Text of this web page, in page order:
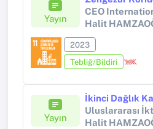
Yayın
Halit
2023
Tebliğ/Bildiri
Yayın
Halit